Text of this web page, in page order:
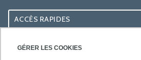
GÉRER LES COOKIES
ACCÈS RAPIDES
ACCÈS PRATIQUES